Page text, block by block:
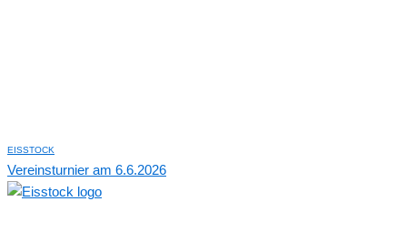
EISSTOCK
Vereinsturnier am 6.6.2026